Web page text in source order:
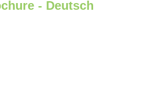
- Deutsch